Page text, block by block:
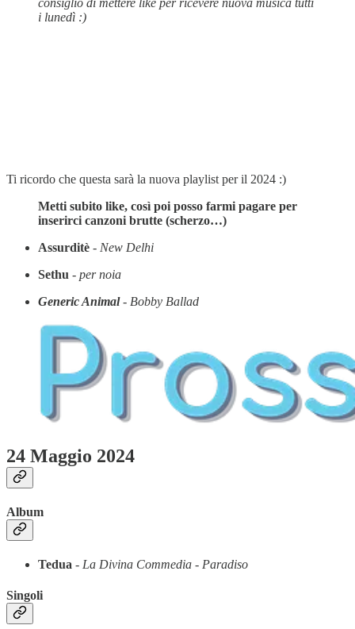
i lunedì :)
Ti ricordo che questa sarà la nuova playlist per il 2024 :)
Metti subito like, così poi posso farmi pagare per
inserirci canzoni brutte (scherzo…)
Assurditè - New Delhi
Sethu - per noia
Generic Animal- Bobby Ballad
24 Maggio 2024
Album
Tedua - La Divina Commedia - Paradiso
Singoli